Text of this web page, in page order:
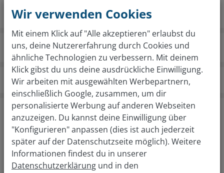
wirkaufendeinauto.at Standorte Imst
Kostenlose Fahrzeugbewertung in nur 2
Schritten
Von welcher Marke ist dein Auto?
Wir verwenden Cookies
Mit einem Klick auf "Alle akzeptieren" erlaubst du
uns, deine Nutzererfahrung durch Cookies und
ähnliche Technologien zu verbessern. Mit deinem
Klick gibst du uns deine ausdrückliche Einwilligung.
Wir arbeiten mit ausgewählten Werbepartnern,
einschließlich Google, zusammen, um dir
personalisierte Werbung auf anderen Webseiten
anzuzeigen. Du kannst deine Einwilligung über
"Konfigurieren" anpassen (dies ist auch jederzeit
später auf der Datenschutzseite möglich). Weitere
Informationen findest du in unserer
Datenschutzerklärung und in den